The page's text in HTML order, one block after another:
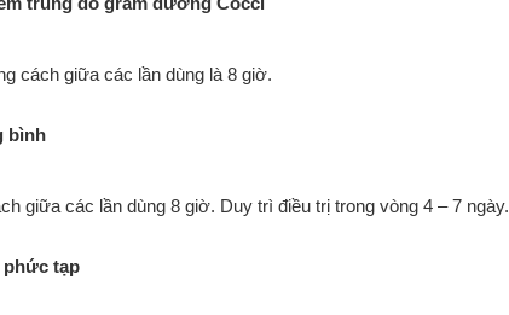
cách giữa các lần dùng là 8 giờ.
bình
giữa các lần dùng 8 giờ. Duy trì điều trị trong vòng 4 – 7 ngày.
tạp